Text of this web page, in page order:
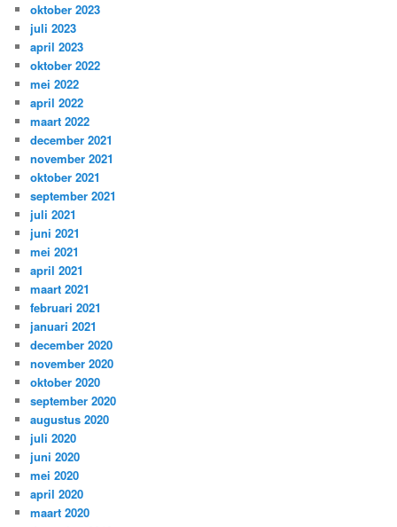
oktober 2023
juli 2023
april 2023
oktober 2022
mei 2022
april 2022
maart 2022
december 2021
november 2021
oktober 2021
september 2021
juli 2021
juni 2021
mei 2021
april 2021
maart 2021
februari 2021
januari 2021
december 2020
november 2020
oktober 2020
september 2020
augustus 2020
juli 2020
juni 2020
mei 2020
april 2020
maart 2020